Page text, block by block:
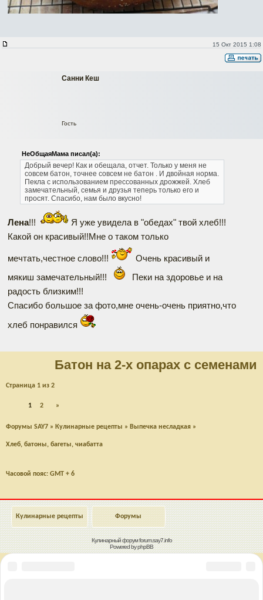
15 Окт 2015 1:08
Санни Кеш
Гость
НеОбщаяМама писал(а):
Добрый вечер! Как и обещала, отчет. Только у меня не
совсем батон, точнее совсем не батон . И двойная норма.
Пекла с использованием прессованных дрожжей. Хлеб
замечательный, семья и друзья теперь только его и
просят. Спасибо, нам было вкусно!
Лена!!!
Я уже увидела в "обедах" твой хлеб!!!
Какой он красивый!!Мне о таком только
мечтать,честное слово!!!
Очень красивый и
мякиш замечательный!!!
Пеки на здоровье и на
радость близким!!!
Спасибо большое за фото,мне очень-очень приятно,что
хлеб понравился
Батон на 2-х опарах с семенами
Страница 1 из 2
1 2 »
Форумы SAY7 » Кулинарные рецепты » Выпечка несладкая »
Хлеб, батоны, багеты, чиабатта
Часовой пояс: GMT + 6
Кулинарные рецепты Форумы
Кулинарный форумforum.say7.info
Powered byphpBB